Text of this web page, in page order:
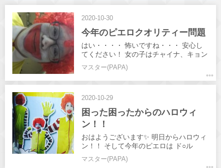
2020-10-30
今年のピエロクオリティー問題
はい・・・・ 怖いですね・・・ 安心し
てください！ 女の子はチャイナ、キョン
シー、ポリスメンです(笑) ハロウィン楽
しみましょう🌠
マスター(PAPA)
2020-10-29
困った困ったからのハロウィ
ン！！
おはようございます✨ 明日からハロウィ
ン！！ そして今年のピエロは ド○ル
ド！！ そして今日は新人含め出勤6
人！！ 皆さん熱いH"でお待ちしてま
マスター(PAPA)